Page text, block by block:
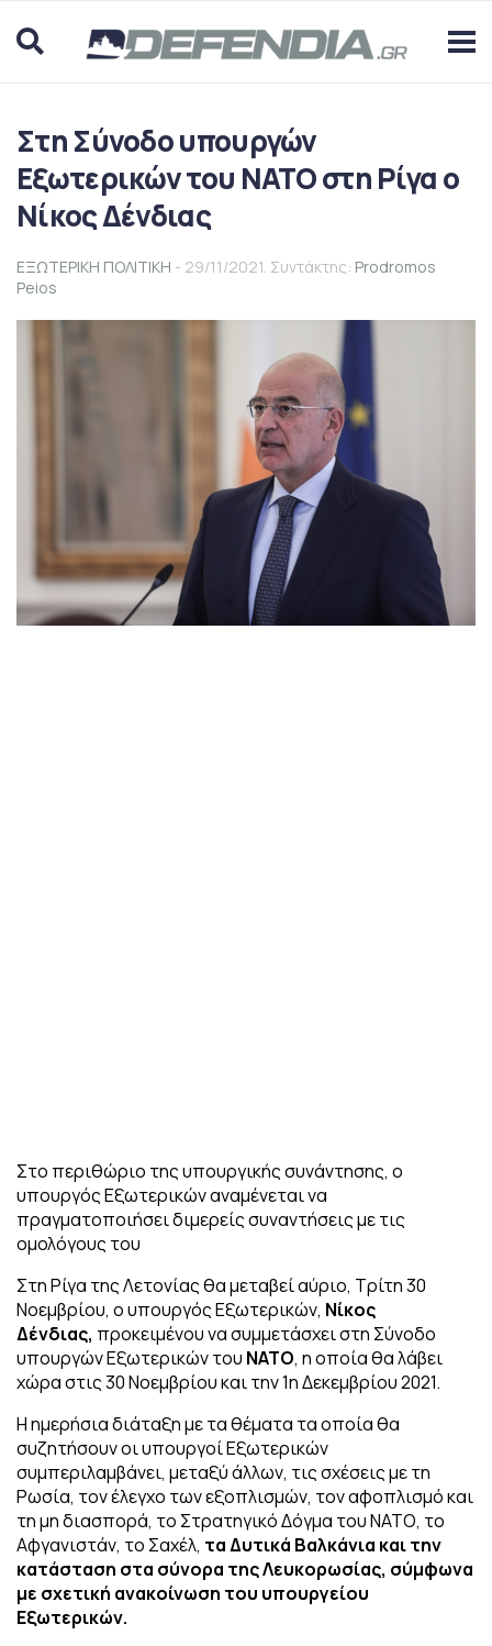
Στη Σύνοδο υπουργών
Εξωτερικών του ΝΑΤΟ στη Ρίγα ο
Νίκος Δένδιας
ΕΞΩΤΕΡΙΚΗ ΠΟΛΙΤΙΚΗ - 29/11/2021. Συντάκτης: Prodromos
Peios
Στο περιθώριο της υπουργικής συνάντησης, ο
υπουργός Εξωτερικών αναμένεται να
πραγματοποιήσει διμερείς συναντήσεις με τις
ομολόγους του
Στη Ρίγα της Λετονίας θα μεταβεί αύριο, Τρίτη 30
Νοεμβρίου, ο υπουργός Εξωτερικών, Νίκος
Δένδιας, προκειμένου να συμμετάσχει στη Σύνοδο
υπουργών Εξωτερικών του ΝΑΤΟ, η οποία θα λάβει
χώρα στις 30 Νοεμβρίου και την 1η Δεκεμβρίου 2021.
Η ημερήσια διάταξη με τα θέματα τα οποία θα
συζητήσουν οι υπουργοί Εξωτερικών
συμπεριλαμβάνει, μεταξύ άλλων, τις σχέσεις με τη
Ρωσία, τον έλεγχο των εξοπλισμών, τον αφοπλισμό και
τη μη διασπορά, τo Στρατηγικό Δόγμα του ΝΑΤΟ, το
Αφγανιστάν, το Σαχέλ, τα Δυτικά Βαλκάνια και την
κατάσταση στα σύνορα της Λευκορωσίας, σύμφωνα
με σχετική ανακοίνωση του υπουργείου
Εξωτερικών.